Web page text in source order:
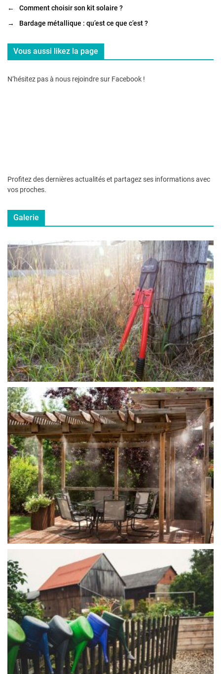
←
Comment choisir son kit solaire ?
→
Bardage métallique : qu’est ce que c’est ?
Vous aussi likez la page
N’hésitez pas à nous rejoindre sur Facebook !
Profitez des dernières actualités et partagez ses informations avec
vos proches.
Galerie